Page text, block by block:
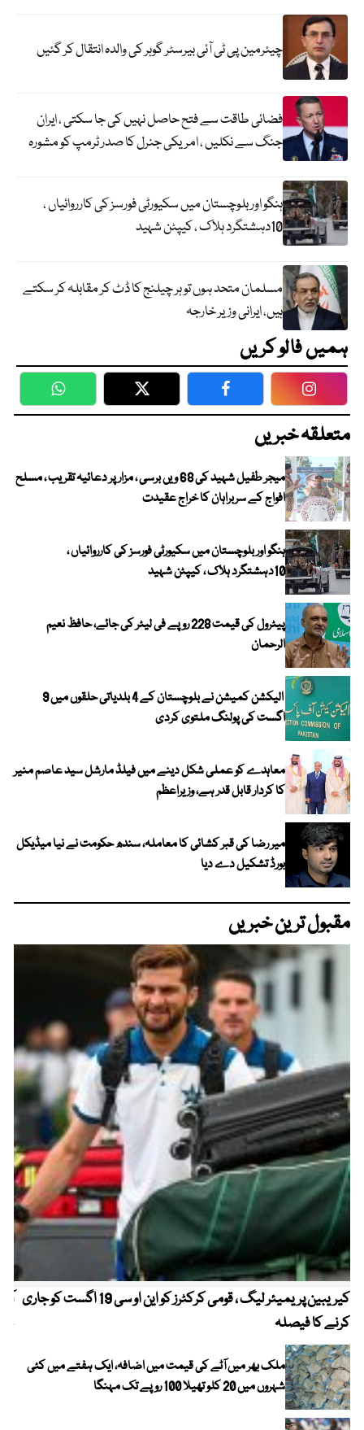
چیئرمین پی ٹی آئی بیرسٹر گوہر کی والدہ انتقال کر گئیں
فضائی طاقت سے فتح حاصل نہیں کی جا سکتی ، ایران
جنگ سے نکلیں ، امریکی جنرل کا صدر ٹرمپ کو مشورہ
ہنگو اور بلوچستان میں سکیورٹی فورسز کی کارروائیاں ،
10دہشتگرد ہلاک ، کیپٹن شہید
مسلمان متحد ہوں تو ہر چیلنج کا ڈٹ کر مقابلہ کر سکتے
ہیں، ایرانی وزیر خارجہ
ہمیں فالو کریں
WhatsApp Twitter Facebook
متعلقہ خبریں
میجر طفیل شہید کی 68 ویں برسی ، مزار پر دعائیہ تقریب ، مسلح
افواج کے سربراہان کا خراج عقیدت
ہنگو اور بلوچستان میں سکیورٹی فورسز کی کارروائیاں ،
10دہشتگرد ہلاک ، کیپٹن شہید
پیٹرول کی قیمت 228 روپے فی لیٹر کی جائے، حافظ نعیم
الرحمان
الیکشن کمیشن نے بلوچستان کے 4 بلدیاتی حلقوں میں 9
اگست کی پولنگ ملتوی کردی
معاہدے کو عملی شکل دینے میں فیلڈ مارشل سید عاصم منیر
کا کردار قابل قدر ہے، وزیراعظم
میر رضا کی قبر کشائی کا معاملہ، سندھ حکومت نے نیا میڈیکل
بورڈ تشکیل دے دیا
مقبول ترین خبریں
کیریبین پریمیئر لیگ ، قومی کرکٹرز کو این او سی 19 اگست کو جاری
کرنے کا فیصلہ
ملک بھر میں آٹے کی قیمت میں اضافہ، ایک ہفتے میں کئی
شہروں میں 20 کلو تھیلا 100 روپے تک مہنگا